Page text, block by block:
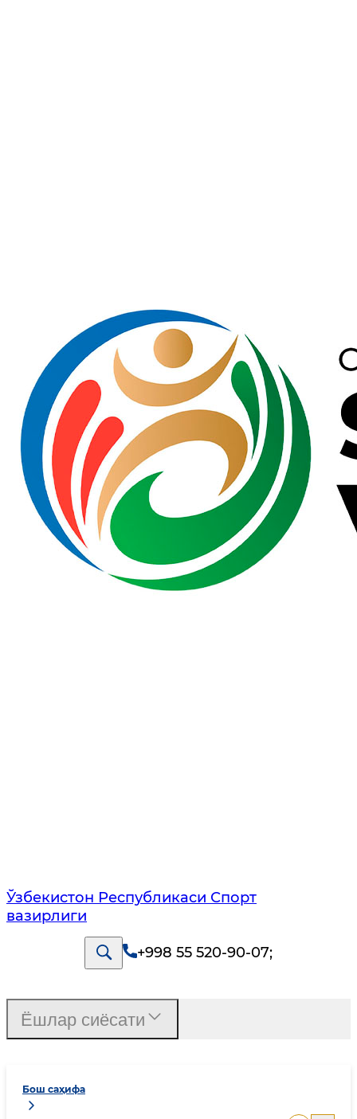
Ўзбекистон Республикаси Спорт
вазирлиги
+998 55 520-90-07;
Бош саҳифа
Ёшлар сиёсати